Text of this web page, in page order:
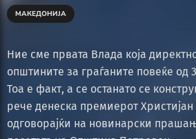
МАКЕДОНИЈА
Ние сме првата Влада која
општините за граѓаните повеќе од
Тоа е факт, а се останато се
рече денеска премиерот
одговорајќи на новинарски